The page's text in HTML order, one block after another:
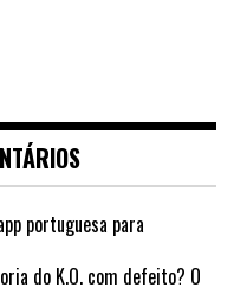
portuguesa para
do K.O. com defeito? O